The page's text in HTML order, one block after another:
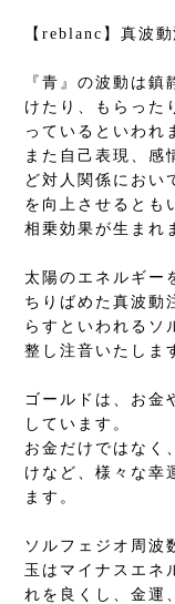
【reblanc】真波
『青』の波動は
けたり、もらった
っているといわれ
また自己表現、感
ど対人関係におい
を向上させるとも
相乗効果が生まれ
太陽のエネルギー
ちりばめた真波動
らすといわれるソ
整し注音いたしま
ゴールドは、お金
しています。
お金だけではなく
けなど、様々な幸
ます。
ソルフェジオ周波
玉はマイナスエネ
れを良くし、金運